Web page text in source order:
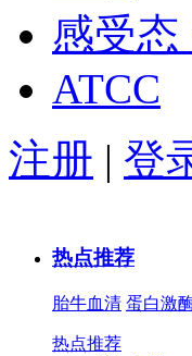
感受态
ATCC
注册 | 登
热点推荐
胎牛血清 蛋白激
热点推荐